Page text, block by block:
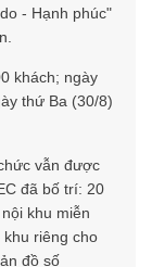
- Hạnh phúc"
khách; ngày
thứ Ba (30/8)
vẫn được
đã bố trí: 20
khu miễn
riêng cho
đồ số